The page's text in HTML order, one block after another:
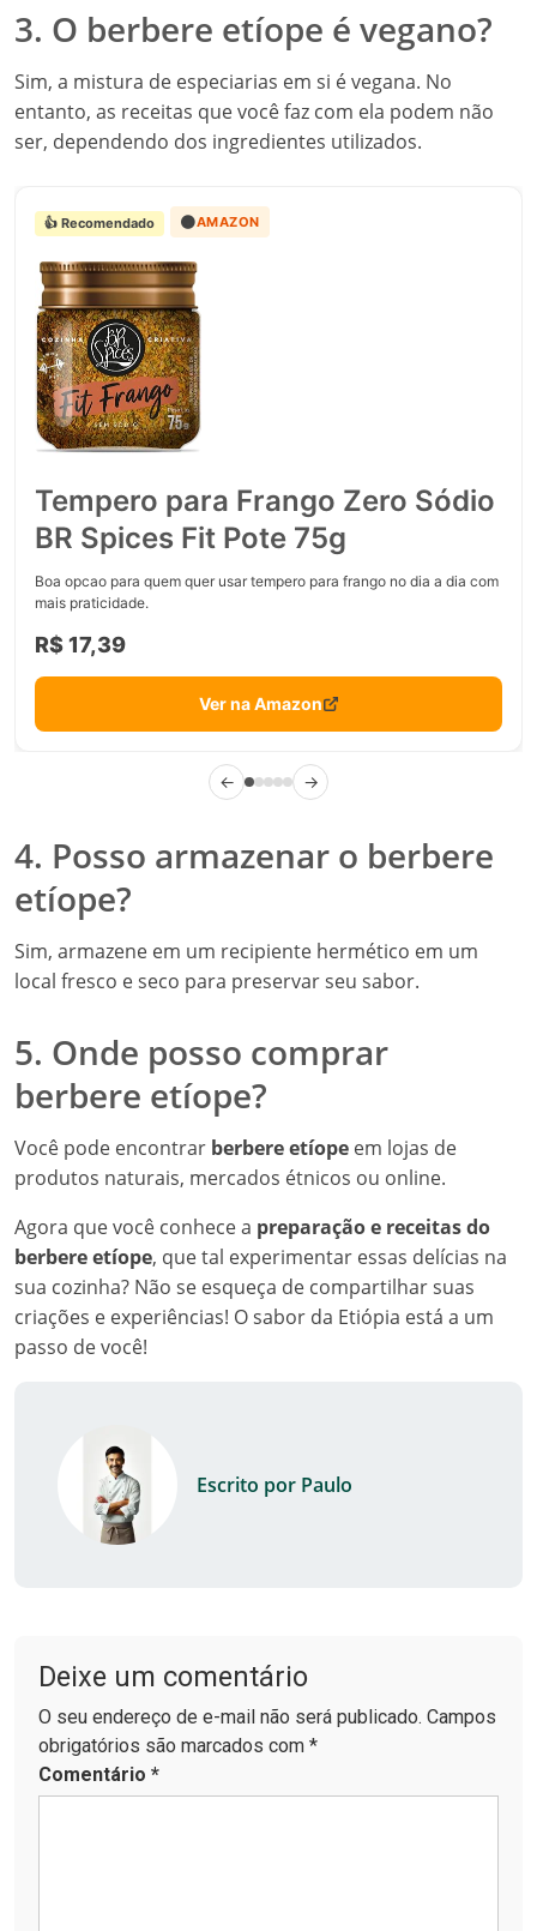
3. O berbere etíope é vegano?
Sim, a mistura de especiarias em si é vegana. No
entanto, as receitas que você faz com ela podem não
ser, dependendo dos ingredientes utilizados.
👍 Recomendado 🟠AMAZON
Tempero para Frango Zero Sódio
BR Spices Fit Pote 75g
Boa opcao para quem quer usar tempero para frango no dia a dia com
mais praticidade.
R$ 17,39
Ver na Amazon
← →
4. Posso armazenar o berbere
etíope?
Sim, armazene em um recipiente hermético em um
local fresco e seco para preservar seu sabor.
5. Onde posso comprar
berbere etíope?
Você pode encontrar berbere etíope em lojas de
produtos naturais, mercados étnicos ou online.
Agora que você conhece a preparação e receitas do
berbere etíope, que tal experimentar essas delícias na
sua cozinha? Não se esqueça de compartilhar suas
criações e experiências! O sabor da Etiópia está a um
passo de você!
Escrito por Paulo
Deixe um comentário
O seu endereço de e-mail não será publicado. Campos
obrigatórios são marcados com *
Comentário *